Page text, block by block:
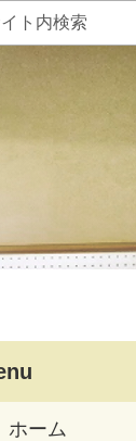
ホーム